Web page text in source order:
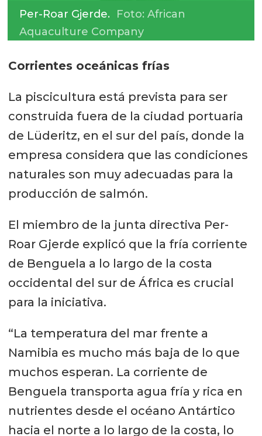
Per-Roar Gjerde. Foto: African
Aquaculture Company
Corrientes oceánicas frías
La piscicultura está prevista para ser
construida fuera de la ciudad portuaria
de Lüderitz, en el sur del país, donde la
empresa considera que las condiciones
naturales son muy adecuadas para la
producción de salmón.
El miembro de la junta directiva Per-
Roar Gjerde explicó que la fría corriente
de Benguela a lo largo de la costa
occidental del sur de África es crucial
para la iniciativa.
“La temperatura del mar frente a
Namibia es mucho más baja de lo que
muchos esperan. La corriente de
Benguela transporta agua fría y rica en
nutrientes desde el océano Antártico
hacia el norte a lo largo de la costa, lo